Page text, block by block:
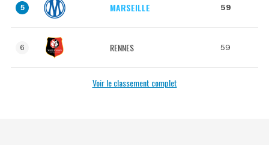
5 MARSEILLE 59
6 RENNES 59
Voir le classement complet